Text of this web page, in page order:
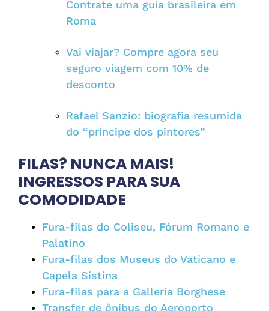
Contrate uma guia brasileira em
Roma
Vai viajar? Compre agora seu
seguro viagem com 10% de
desconto
Rafael Sanzio: biografia resumida
do “príncipe dos pintores”
FILAS? NUNCA MAIS!
INGRESSOS PARA SUA
COMODIDADE
Fura-filas do Coliseu, Fórum Romano e
Palatino
Fura-filas dos Museus do Vaticano e
Capela Sistina
Fura-filas para a Galleria Borghese
Transfer de ônibus do Aeroporto